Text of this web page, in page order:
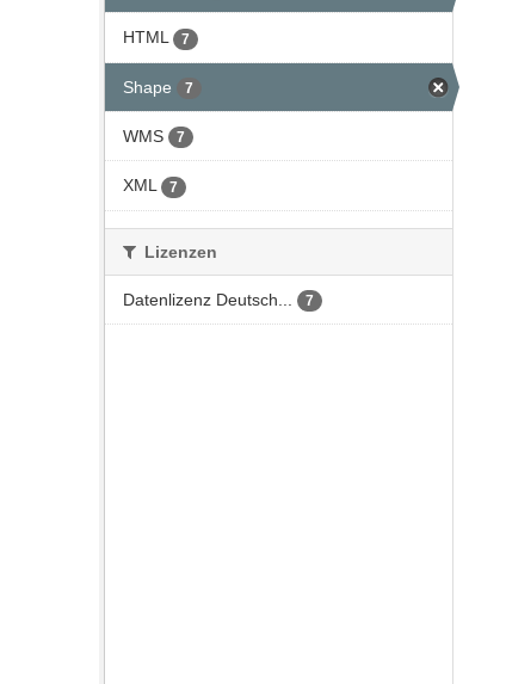
HTML 7
Shape 7
WMS 7
XML 7
Lizenzen
Datenlizenz Deutsch... 7